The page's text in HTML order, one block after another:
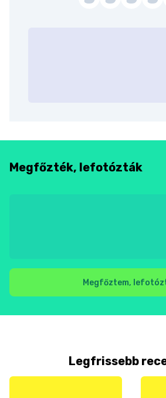
Megfőzték, lefotózták
Megfőztem,
Legfrissebb